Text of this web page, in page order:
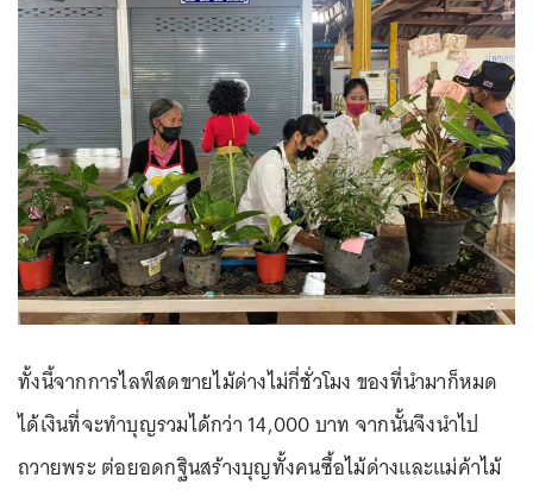
ทั้งนี้จากการไลฟ์สดขายไม้ด่างไม่กี่ชั่วโมง ของที่นำมาก็หมด
ได้เงินที่จะทำบุญรวมได้กว่า 14,000 บาท จากนั้นจึงนำไป
ถวายพระ ต่อยอดกฐินสร้างบุญทั้งคนซื้อไม้ด่างและแม่ค้าไม้